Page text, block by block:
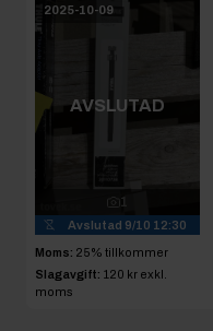
2025-10-09
AVSLUTAD
1
Avslutad 9/10 12:30
Moms: 25% tillkommer
Slagavgift: 120 kr exkl.
moms